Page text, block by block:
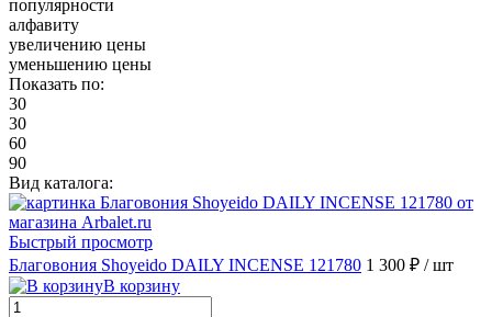
популярности
алфавиту
увеличению цены
уменьшению цены
Показать по:
30
30
60
90
Вид каталога:
Быстрый просмотр
Благовония Shoyeido DAILY INCENSE 121780 1 300 ₽ / шт
В корзину